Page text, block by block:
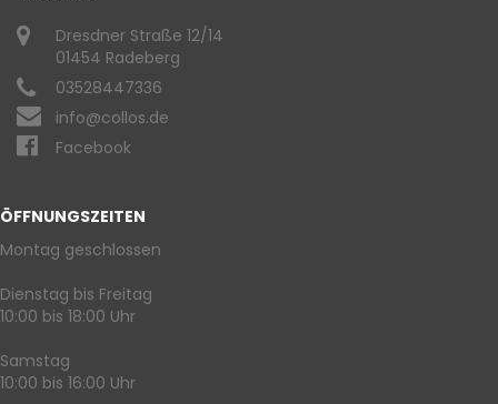
Dresdner Straße 12/14
01454 Radeberg
03528447336
info@collos.de
Facebook
ÖFFNUNGSZEITEN
Montag geschlossen
Dienstag bis Freitag
10:00 bis 18:00 Uhr
Samstag
10:00 bis 16:00 Uhr